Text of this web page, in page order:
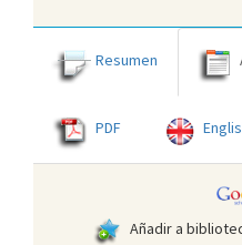
Resumen
PDF
Añadir a